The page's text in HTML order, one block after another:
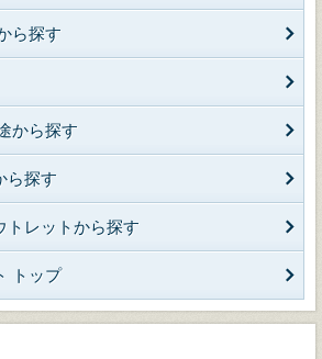
ら探す
から探す
ら探す
トレットから探す
トップ